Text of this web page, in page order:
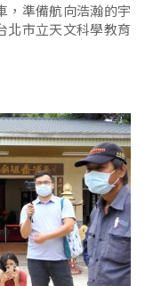
，準備航向浩瀚的宇
北市立天文科學教育